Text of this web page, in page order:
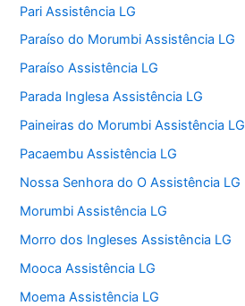
Pari Assistência LG
Paraíso do Morumbi Assistência LG
Paraíso Assistência LG
Parada Inglesa Assistência LG
Paineiras do Morumbi Assistência LG
Pacaembu Assistência LG
Nossa Senhora do O Assistência LG
Morumbi Assistência LG
Morro dos Ingleses Assistência LG
Mooca Assistência LG
Moema Assistência LG